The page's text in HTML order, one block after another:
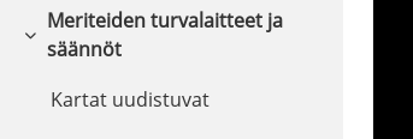
Tiivistä
Meriteiden turvalaitteet ja
säännöt
Kartat uudistuvat